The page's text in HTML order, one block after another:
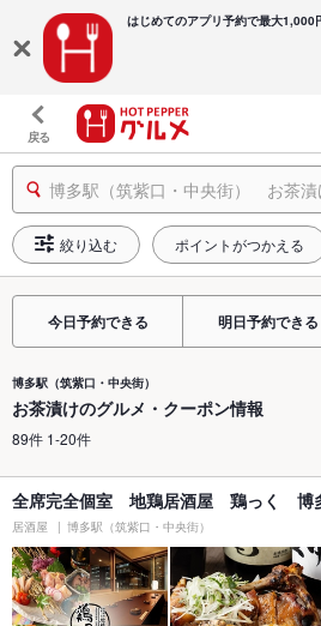
はじめてのアプリ予約で最大1,000
戻る
博多駅（筑紫口・中央街） お茶漬
絞り込む ポイントがつかえる
今日予約できる 明日予約できる
博多駅（筑紫口・中央街）
お茶漬けのグルメ・クーポン情報
89件 1-20件
全席完全個室 地鶏居酒屋 鶏っく 博
居酒屋 博多駅（筑紫口・中央街）